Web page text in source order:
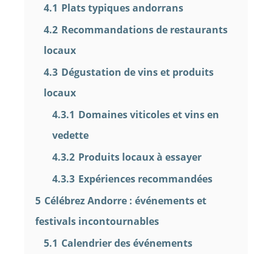
4.1 Plats typiques andorrans
4.2 Recommandations de restaurants
locaux
4.3 Dégustation de vins et produits
locaux
4.3.1 Domaines viticoles et vins en
vedette
4.3.2 Produits locaux à essayer
4.3.3 Expériences recommandées
5 Célébrez Andorre : événements et
festivals incontournables
5.1 Calendrier des événements